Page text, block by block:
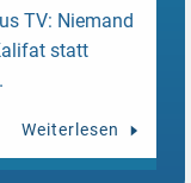
TV: Niemand
statt
Weiterlesen